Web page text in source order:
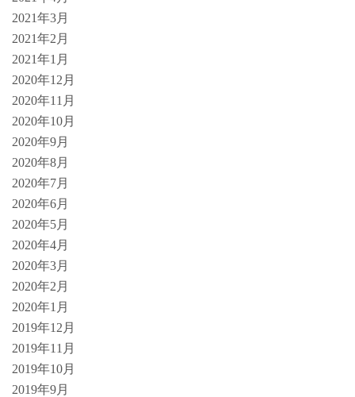
2021年3月
2021年2月
2021年1月
2020年12月
2020年11月
2020年10月
2020年9月
2020年8月
2020年7月
2020年6月
2020年5月
2020年4月
2020年3月
2020年2月
2020年1月
2019年12月
2019年11月
2019年10月
2019年9月